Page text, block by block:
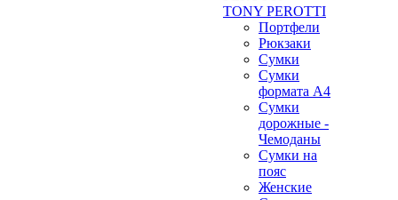
TONY PEROTTI
Портфели
Рюкзаки
Сумки
Сумки
формата А4
Сумки
дорожные -
Чемоданы
Сумки на
пояс
Женские